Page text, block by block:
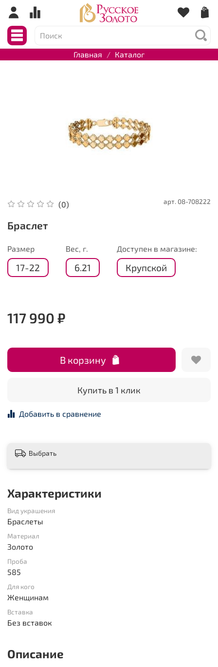
Главная Каталог
(0) арт. 08-708222
Браслет
Размер
17-22
Вес, г.
6.21
Доступен в магазине:
Крупской
117 990 ₽
В корзину
Купить в 1 клик
Добавить в сравнение
Выбрать
Характеристики
Вид украшения
Браслеты
Материал
Золото
Проба
585
Для кого
Женщинам
Вставка
Без вставок
Описание